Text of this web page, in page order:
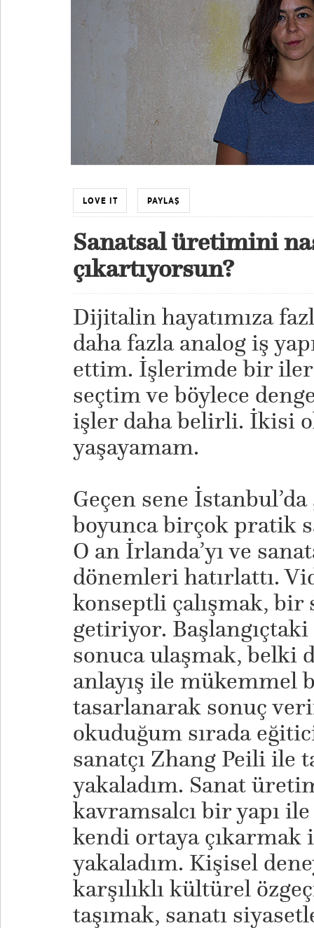
LOVE IT PAYLAŞ
Sanatsal üretimini
çıkartıyorsun?
Dijitalin hayatımıza
daha fazla analog iş
ettim. İşlerimde bir
seçtim ve böylece
işler daha belirli. İkisi
yaşayamam.
Geçen sene
boyunca birçok pratik
O an İrlanda’yı ve
dönemleri hatırlattı.
konseptli çalışmak,
getiriyor.
sonuca ulaşmak, belki
anlayış ile mükemmel
tasarlanarak sonuç
okuduğum sırada
sanatçı Zhang Peili ile
yakaladım. Sanat
kavramsalcı bir yapı
kendi ortaya
yakaladım. Kişisel
karşılıklı kültürel
taşımak, sanatı